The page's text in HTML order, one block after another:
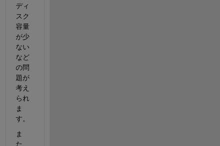
ディ
スク
容量
が少
ない
など
の問
題が
考え
られ
ま
す。
ま
た、